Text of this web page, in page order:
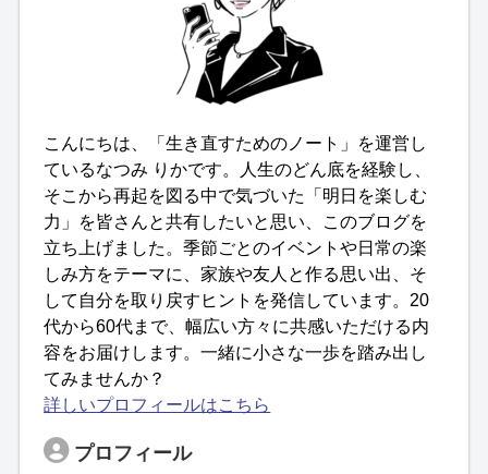
こんにちは、「生き直すためのノート」を運営し
ているなつみ りかです。人生のどん底を経験し、
そこから再起を図る中で気づいた「明日を楽しむ
力」を皆さんと共有したいと思い、このブログを
立ち上げました。季節ごとのイベントや日常の楽
しみ方をテーマに、家族や友人と作る思い出、そ
して自分を取り戻すヒントを発信しています。20
代から60代まで、幅広い方々に共感いただける内
容をお届けします。一緒に小さな一歩を踏み出し
てみませんか？
詳しいプロフィールはこちら
プロフィール